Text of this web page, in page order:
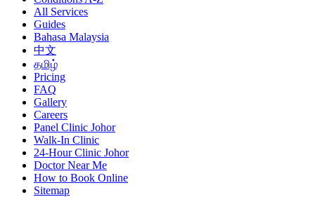
All Services
Guides
Bahasa Malaysia
中文
தமிழ்
Pricing
FAQ
Gallery
Careers
Panel Clinic Johor
Walk-In Clinic
24-Hour Clinic Johor
Doctor Near Me
How to Book Online
Sitemap